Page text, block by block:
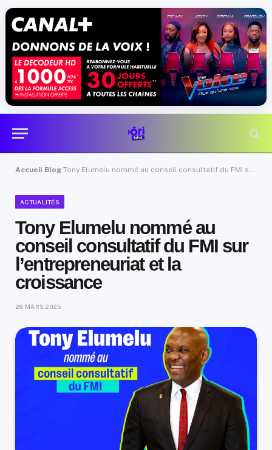
Accueil Blog Tony Elumelu nommé au conseil consultatif du FMI sur l’entrepreneuriat et la croissance
ACTUALITÉS
Tony Elumelu nommé au
conseil consultatif du FMI sur
l’entrepreneuriat et la
croissance
28 MARS 2025